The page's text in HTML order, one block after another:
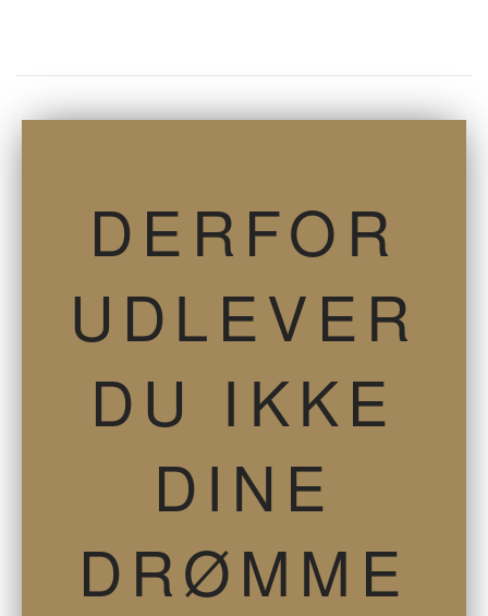
DERFOR
UDLEVER
DU IKKE
DINE
DRØMME